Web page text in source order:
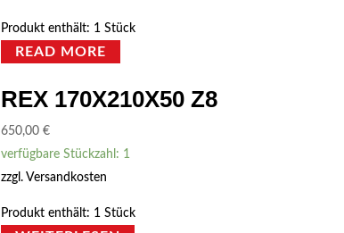
Produkt enthält: 1Stück
READ MORE
REX 170X210X50 Z8
650,00€
verfügbare Stückzahl: 1
zzgl.Versandkosten
Produkt enthält: 1Stück